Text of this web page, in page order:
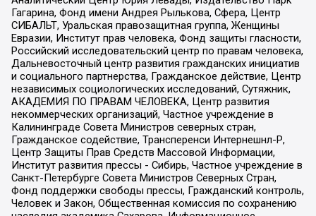
Гагарина, Фонд имени Андрея Рылькова, Сфера, Центр
СИБАЛЬТ, Уральская правозащитная группа, Женщины
Евразии, Институт прав человека, Фонд защиты гласности,
Российский исследовательский центр по правам человека,
Дальневосточный центр развития гражданских инициатив
и социального партнерства, Гражданское действие, Центр
независимых социологических исследований, Сутяжник,
АКАДЕМИЯ ПО ПРАВАМ ЧЕЛОВЕКА, Центр развития
некоммерческих организаций, Частное учреждение в
Калининграде Совета Министров северных стран,
Гражданское содействие, Трансперенси Интернешнл-Р,
Центр Защиты Прав Средств Массовой Информации,
Институт развития прессы - Сибирь, Частное учреждение в
Санкт-Петербурге Совета Министров Северных Стран,
Фонд поддержки свободы прессы, Гражданский контроль,
Человек и Закон, Общественная комиссия по сохранению